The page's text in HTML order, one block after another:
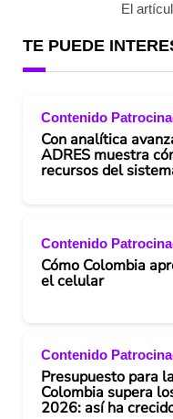
El
TE PUEDE
Contenido
Con analítica
ADRES muestra
recursos del
Contenido
Cómo Colombia
el celular
Contenido
Presupuesto para
Colombia supera
2026: así ha